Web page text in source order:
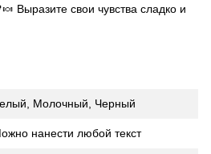
Выразите свои чувства сладко и
Молочный, Черный
нанести любой текст